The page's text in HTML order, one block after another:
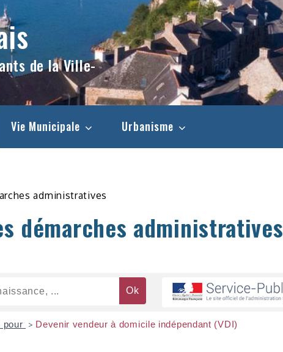
de la Ville-
Vie Municipale Urbanisme
administratives
démarches administratives
pour > Devenir vendeur à domicile indépendant (VDI)